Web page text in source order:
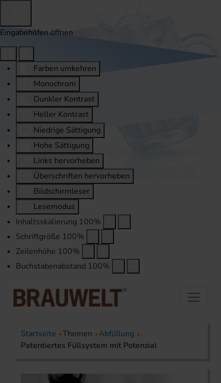
Eingabehilfen öffnen
Farben umkehren
Monochrom
Dunkler Kontrast
Heller Kontrast
Niedrige Sättigung
Hohe Sättigung
Links hervorheben
Überschriften hervorheben
Bildschirmleser
Lesemodus
Inhaltsskalierung 100%
Schriftgröße 100%
Zeilenhöhe 100%
Buchstabenabstand 100%
Startseite Themen
Abfüllung
Patentiertes Füllsystem mit Potenzial